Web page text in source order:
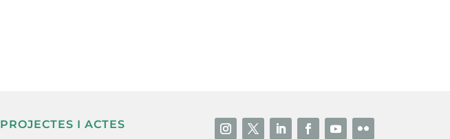
PROJECTES I ACTES